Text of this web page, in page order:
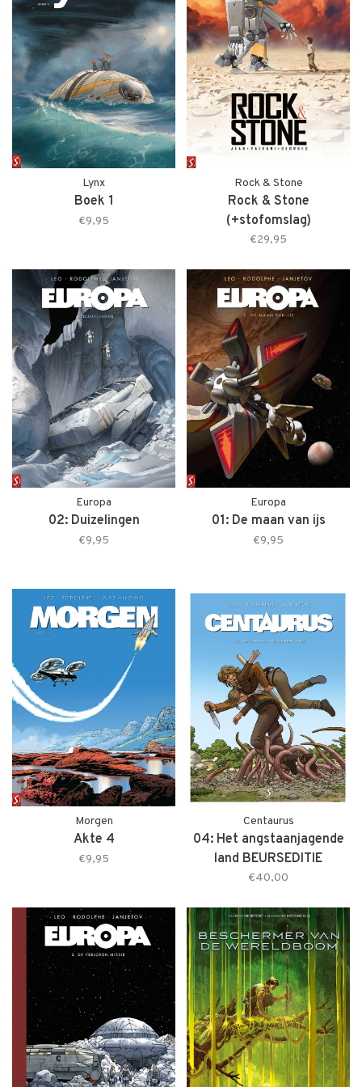
Lynx
Boek 1
€9,95
Rock & Stone
Rock & Stone
(+stofomslag)
€29,95
Europa
02: Duizelingen
€9,95
Europa
01: De maan van ijs
€9,95
Morgen
Akte 4
€9,95
Centaurus
04: Het angstaanjagende
land BEURSEDITIE
€40,00